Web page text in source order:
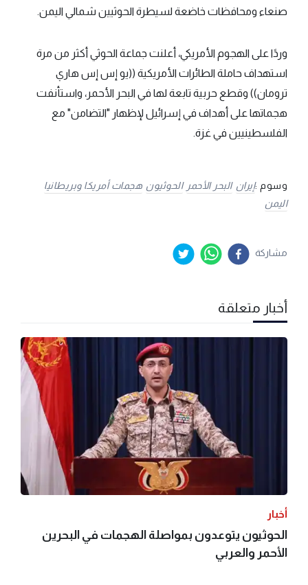
صنعاء ومحافظات خاضعة لسيطرة الحوثيين شمالي اليمن.
وردًا على الهجوم الأمريكي، أعلنت جماعة الحوثي أكثر من مرة
استهداف حاملة الطائرات الأمريكية ((يو إس إس هاري
ترومان)) وقطع حربية تابعة لها في البحر الأحمر، واستأنفت
هجماتها على أهداف في إسرائيل لإظهار "التضامن" مع
الفلسطينيين في غزة.
وسوم :إيران البحر الأحمر الحوثيون هجمات أمريكا وبريطانيا
اليمن
مشاركة
أخبار متعلقة
أخبار
الحوثيون يتوعدون بمواصلة الهجمات في البحرين
الأحمر والعربي